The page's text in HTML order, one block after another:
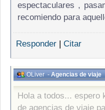
espectaculares ,
recomiendo para
Responder | Citar
OLiver-Agencias de viaje
Hola a todos... espero
de agencias de viaje